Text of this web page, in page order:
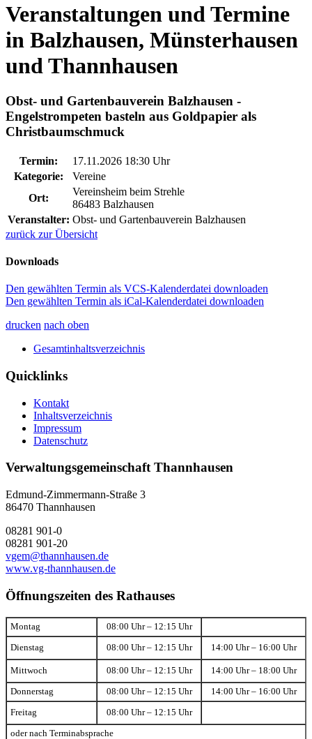
Veranstaltungen und Termine
in Balzhausen, Münsterhausen
und Thannhausen
Obst- und Gartenbauverein Balzhausen -
Engelstrompeten basteln aus Goldpapier als
Christbaumschmuck
Termin:
17.11.2026 18:30 Uhr
Kategorie:
Vereine
Ort:
Vereinsheim beim Strehle
86483 Balzhausen
Veranstalter: Obst- und Gartenbauverein Balzhausen
zurück zur Übersicht
Downloads
Den gewählten Termin als VCS-Kalenderdatei downloaden
Den gewählten Termin als iCal-Kalenderdatei downloaden
drucken nach oben
Gesamtinhaltsverzeichnis
Quicklinks
Kontakt
Inhaltsverzeichnis
Impressum
Datenschutz
Verwaltungsgemeinschaft Thannhausen
Edmund-Zimmermann-Straße 3
86470 Thannhausen
08281 901-0
08281 901-20
vgem@thannhausen.de
www.vg-thannhausen.de
Öffnungszeiten des Rathauses
Montag 08:00 Uhr – 12:15 Uhr
Dienstag 08:00 Uhr – 12:15 Uhr 14:00 Uhr – 16:00 Uhr
Mittwoch 08:00 Uhr – 12:15 Uhr 14:00 Uhr – 18:00 Uhr
Donnerstag 08:00 Uhr – 12:15 Uhr 14:00 Uhr – 16:00 Uhr
Freitag 08:00 Uhr – 12:15 Uhr
oder nach Terminabsprache